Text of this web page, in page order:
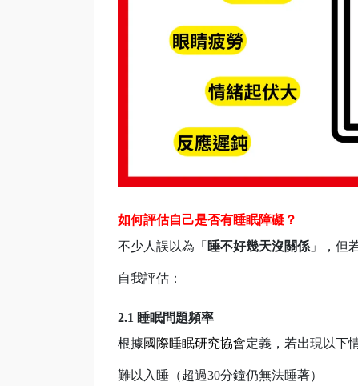
如何評估自己是否有睡眠障礙？
不少人誤以為「 睡不好幾天沒關係 」，但
自我評估：
2.1 睡眠問題頻率
根據國際睡眠研究協會定義，若出現以下
難以入睡（超過30分鐘仍無法睡著）